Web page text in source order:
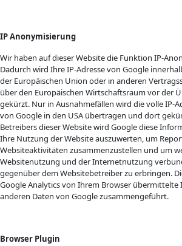
IP Anonymisierung
Wir haben auf dieser Website die Funktion IP-
Dadurch wird Ihre IP-Adresse von Google
der Europäischen Union oder in anderen
über den Europäischen Wirtschaftsraum vor der
gekürzt. Nur in Ausnahmefällen wird die volle IP-
von Google in den USA übertragen und dort
Betreibers dieser Website wird Google diese
Ihre Nutzung der Website auszuwerten, um
Websiteaktivitäten zusammenzustellen und um
Websitenutzung und der Internetnutzung
gegenüber dem Websitebetreiber zu erbringen.
Google Analytics von Ihrem Browser übermittelte
anderen Daten von Google zusammengeführt.
Browser Plugin